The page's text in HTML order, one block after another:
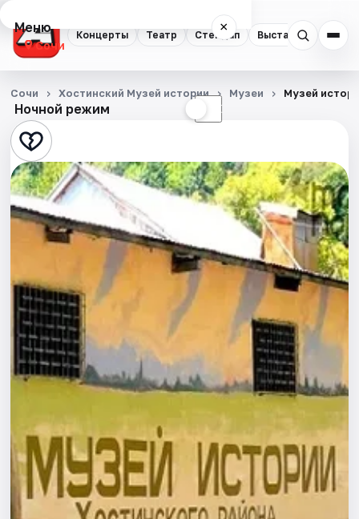
Концерты Театр Стендап Выставки
Меню ×
Сочи
Концерты
Театр
Стендап
Выставки
Квесты
Спорт
События
Площадки
Артисты
Рейтинги
Ночной режим ☾
Сочи Хостинский Музей истории Музеи Музей